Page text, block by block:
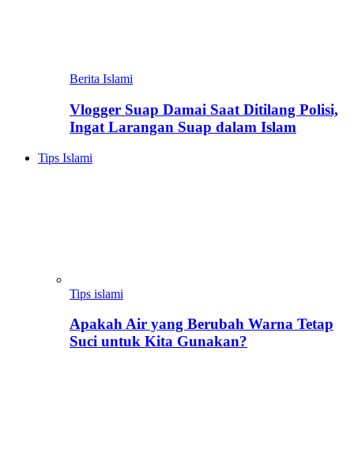
Berita Islami
Vlogger Suap Damai Saat Ditilang Polisi,
Ingat Larangan Suap dalam Islam
Tips Islami
Tips islami
Apakah Air yang Berubah Warna Tetap
Suci untuk Kita Gunakan?